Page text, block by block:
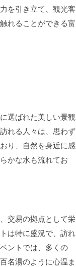
を引き立て、観光客
れることができる富
に選ばれた美しい景観
れる人々は、思わず
り、自然を身近に感
かな水も流れてお
交易の拠点として栄
は特に盛況で、訪れ
ントでは、多くの
名湯のように心温ま